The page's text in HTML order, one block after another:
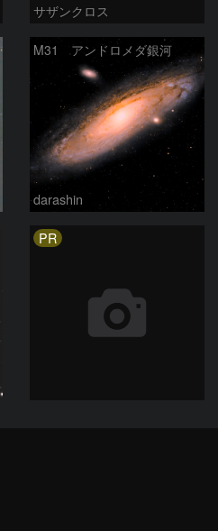
サザンクロス
M31 アンドロメダ銀河
darashin
PR